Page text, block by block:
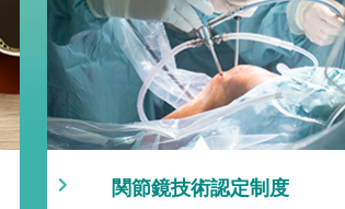
関節鏡技術認定制度